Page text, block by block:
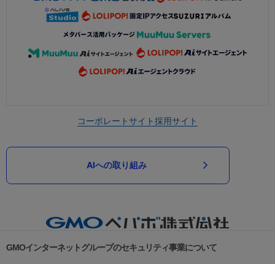
コーポレートサイト採用サイト
AIへの取り組み
GMOインターネットグループのセキュリティ事業について